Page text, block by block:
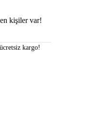
kişiler var!
kargo!